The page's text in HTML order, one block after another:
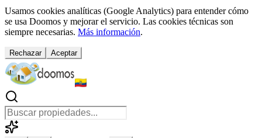
Usamos cookies analíticas (Google Analytics) para entender cómo
se usa Doomos y mejorar el servicio. Las cookies técnicas son
siempre necesarias. Más información.
Rechazar Aceptar